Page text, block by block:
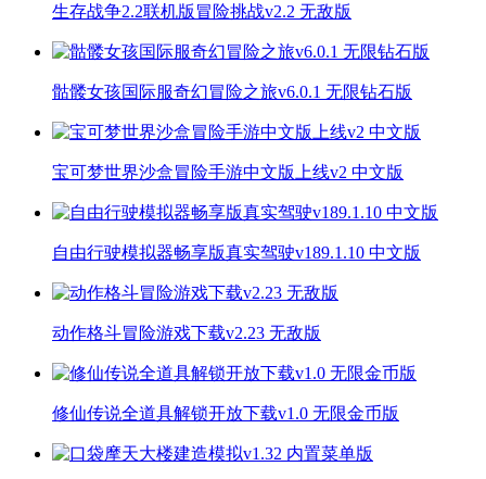
生存战争2.2联机版冒险挑战v2.2 无敌版
骷髅女孩国际服奇幻冒险之旅v6.0.1 无限钻石版
宝可梦世界沙盒冒险手游中文版上线v2 中文版
自由行驶模拟器畅享版真实驾驶v189.1.10 中文版
动作格斗冒险游戏下载v2.23 无敌版
修仙传说全道具解锁开放下载v1.0 无限金币版